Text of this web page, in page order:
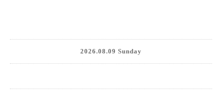
2026.08.09 Sunday